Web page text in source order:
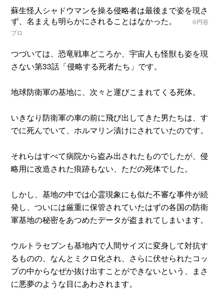
蘇生怪人シャドウマンを操る侵略者は最後まで姿を現さ
ず、名まえも明らかにされることはなかった。©円谷
プロ
つづいては、恐竜戦車どころか、宇宙人も怪獣も姿を現
さない第33話「侵略する死者たち」です。
地球防衛軍の基地に、次々と運びこまれてくる死体。
いきなり防衛軍の車の前に飛び出してきた男たちは、す
でに死んでいて、ホルマリン漬けにされていたのです。
それらはすべて病院から盗み出されたものでしたが、侵
略用に改造された痕跡もない、ただの死体でした。
しかし、基地の中では心霊現象にも似た不審な事件が続
発し、ついには厳重に保管されていたはずの各国の防衛
軍基地の秘密をあつめたデータが盗まれてしまいます。
ウルトラセブンも基地内で人間サイズに変身して対抗す
るものの、なんとミクロ化され、さらに伏せられたコッ
プの中からなぜか抜け出すことができないという、まさ
に悪夢のような目にあわされます。